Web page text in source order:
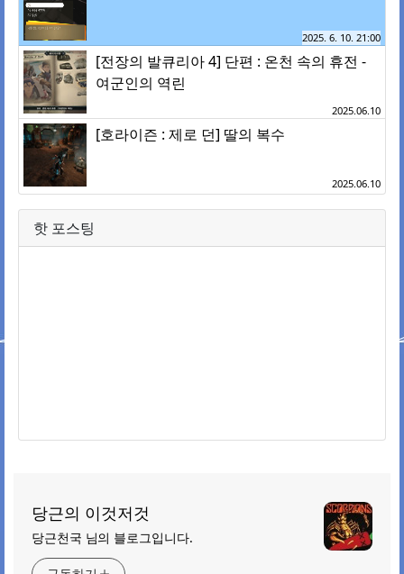
2025. 6. 10. 21:00
[전장의 발큐리아 4] 단편 : 온천 속의 휴전 -
여군인의 역린
2025.06.10
[호라이즌 : 제로 던] 딸의 복수
2025.06.10
핫 포스팅
당근의 이것저것
당근천국 님의 블로그입니다.